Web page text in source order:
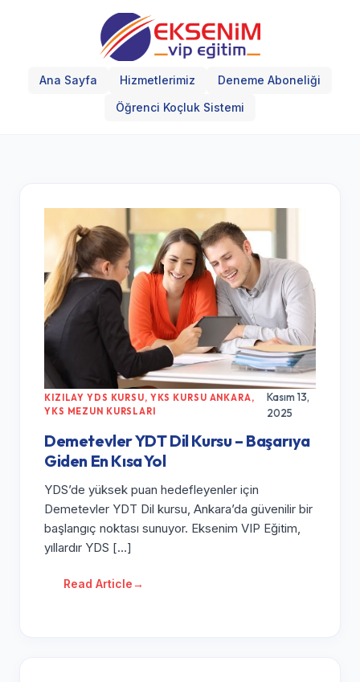
Ana Sayfa Hizmetlerimiz
Deneme Aboneliği
Öğrenci Koçluk Sistemi
KIZILAY YDS KURSU, YKS KURSU ANKARA,
YKS MEZUN KURSLARI
Kasım 13,
2025
Demetevler YDT Dil Kursu – Başarıya
Giden En Kısa Yol
YDS’de yüksek puan hedefleyenler için
Demetevler YDT Dil kursu, Ankara’da güvenilir bir
başlangıç noktası sunuyor. Eksenim VIP Eğitim,
yıllardır YDS […]
Read Article→